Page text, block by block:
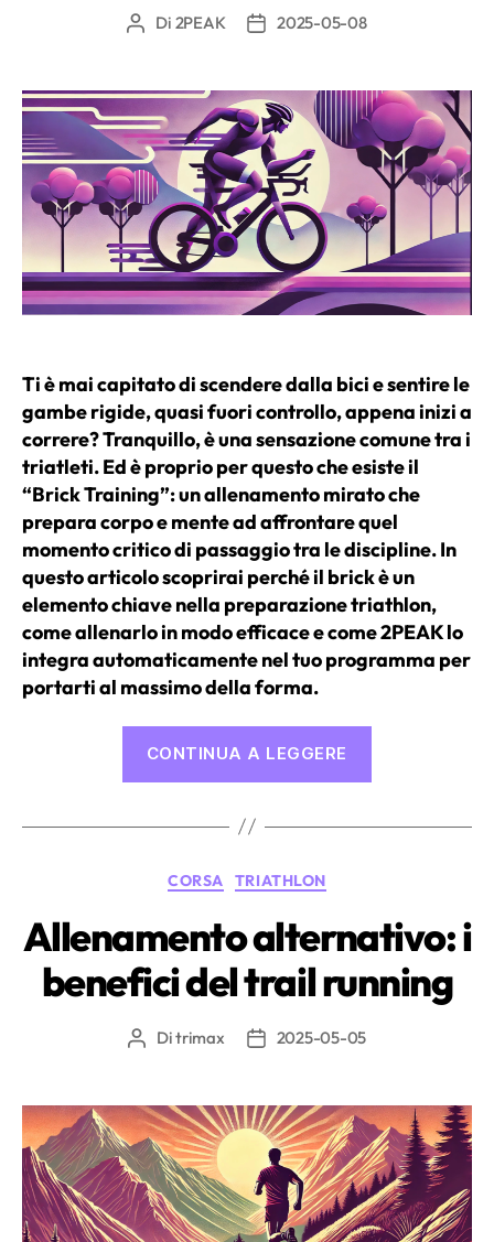
Autore
Di 2PEAK
Data2025-05-08
Ti è mai capitato di scendere dalla bici e sentire le
gambe rigide, quasi fuori controllo, appena inizi a
correre? Tranquillo, è una sensazione comune tra i
triatleti. Ed è proprio per questo che esiste il
“Brick Training”: un allenamento mirato che
prepara corpo e mente ad affrontare quel
momento critico di passaggio tra le discipline. In
questo articolo scoprirai perché il brick è un
elemento chiave nella preparazione triathlon,
come allenarlo in modo efficace e come 2PEAK lo
integra automaticamente nel tuo programma per
portarti al massimo della forma.
CONTINUA A LEGGERE
Training
Categorie
CORSA TRIATHLON
Allenamento alternativo: i
benefici del trail running
Autore
Ditrimax
Data2025-05-05